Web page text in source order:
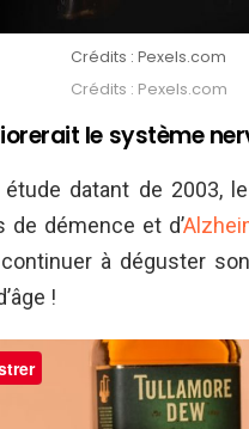
Crédits : Pexels.com
Crédits : Pexels.com
le système
étude datant de 2003,
de démence et d’
à déguster son
!